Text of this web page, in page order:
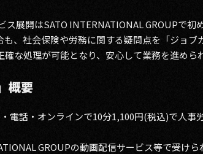
展開はSATO INTERNATIONAL GROUPで初
、社会保険や労務に関する疑問点を「ジョ
な処理が可能となり、安心して業務を進めら
概要
電話・オンラインで10分1,100円(税込)で人事
GROUPの動画配信サービス等で受けら